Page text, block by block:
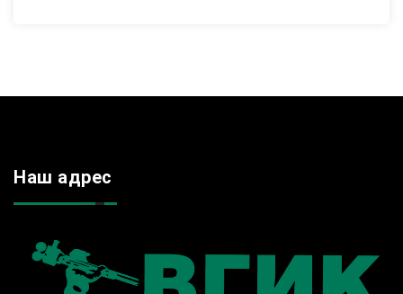
Наш адрес